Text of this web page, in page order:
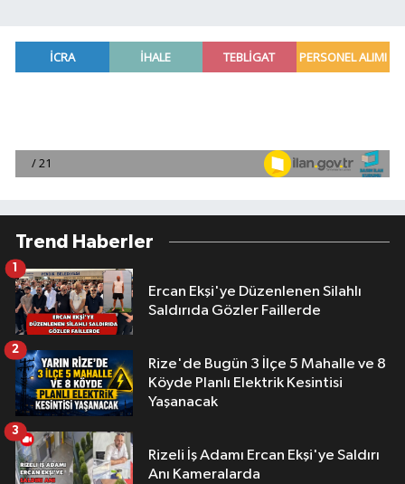
Trend Haberler
Ercan Ekşi'ye Düzenlenen Silahlı
Saldırıda Gözler Faillerde
1
Rize'de Bugün 3 İlçe 5 Mahalle ve 8
Köyde Planlı Elektrik Kesintisi
Yaşanacak
2
Rizeli İş Adamı Ercan Ekşi'ye Saldırı
Anı Kameralarda
3